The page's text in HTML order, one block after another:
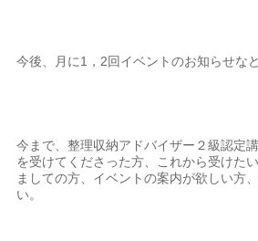
今後、月に1，2回イベントのお知らせな
今まで、整理収納アドバイザー２級認定
を受けてくださった方、これから受けた
ましての方、イベントの案内が欲しい方
い。